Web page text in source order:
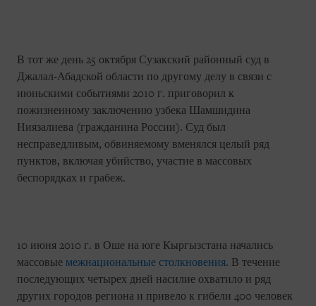
В тот же день 25 октября Сузакский районный суд в
Джалал-Абадской области по другому делу в связи с
июньскими событиями 2010 г. приговорил к
пожизненному заключению узбека Шамшидина
Ниязалиева (гражданина России). Суд был
несправедливым, обвиняемому вменялся целый ряд
пунктов, включая убийство, участие в массовых
беспорядках и грабеж.
10 июня 2010 г. в Оше на юге Кыргызстана начались
массовые межнациональные столкновения. В течение
последующих четырех дней насилие охватило и ряд
других городов региона и привело к гибели 400 человек